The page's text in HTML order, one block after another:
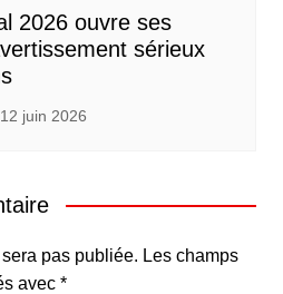
2026 ouvre ses
sérieux
12 juin 2026
pas publiée. Les champs
avec *